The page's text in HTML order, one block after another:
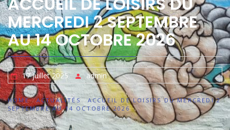
MERCREDI 2 SEPTEMBRE
AU 14 OCTOBRE 2026
17 juillet 2025 admin
HOME ACTUALITÉS
ACCUEIL DE LOISIRS DU MERCREDI 2
SEPTEMBRE AU 14 OCTOBRE 2026